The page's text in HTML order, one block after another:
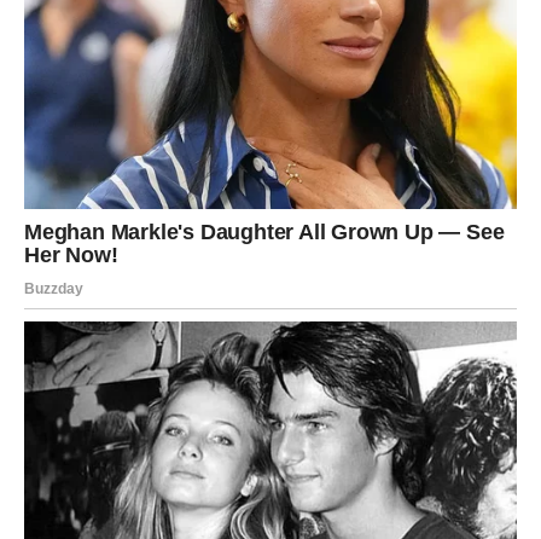
Bikovi koji razmišljaju o pokretanju privatnog posla
takođe mogu dobiti znak da je pravi trenutak za prvi
ozbiljan korak. Intuicija će vas voditi u dobrom smeru, pa
joj verujte više nego inače.
Vaša strpljivost konačno donosi
rezultate
Jedna od vaših najvećih osobina oduvek je bila
sposobnost da istrajete čak i kada je teško. Dok mnogi
odustaju na prvoj prepreci, vi ostajete dosledni svojim
ciljevima. Upravo zbog toga vam sudbina sada šalje
nagradu za sve trenutke kada ste nastavili dalje uprkos
izazovima.